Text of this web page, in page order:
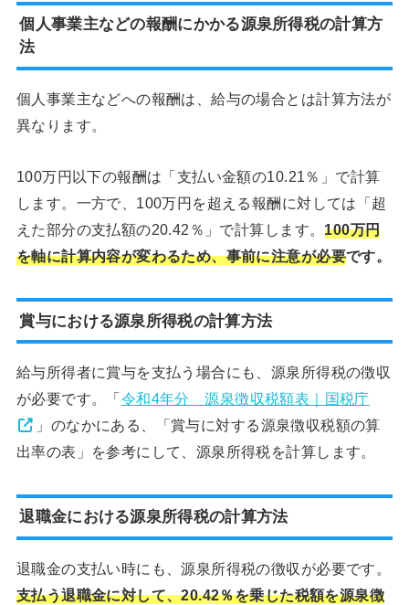
個人事業主などの報酬にかかる源泉所得税の計算方
法
個人事業主などへの報酬は、給与の場合とは計算方法が
異なります。
100万円以下の報酬は「支払い金額の10.21％」で計算
します。一方で、100万円を超える報酬に対しては「超
えた部分の支払額の20.42％」で計算します。 100万円
を軸に計算内容が変わるため、事前に注意が必要です。
賞与における源泉所得税の計算方法
給与所得者に賞与を支払う場合にも、源泉所得税の徴収
が必要です。「 令和4年分 源泉徴収税額表｜国税庁
」のなかにある、「賞与に対する源泉徴収税額の算
出率の表」を参考にして、源泉所得税を計算します。
退職金における源泉所得税の計算方法
退職金の支払い時にも、源泉所得税の徴収が必要です。
支払う退職金に対して、20.42％を乗じた税額を源泉徴